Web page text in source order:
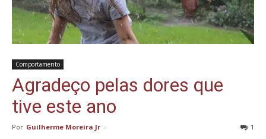
Comportamento
Agradeço pelas dores que
tive este ano
Por Guilherme Moreira Jr - 1